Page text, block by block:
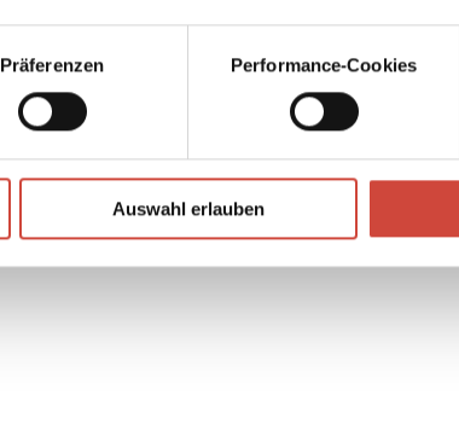
Präferenzen Performance-Cookies
Auswahl erlauben
Download Bilddatei